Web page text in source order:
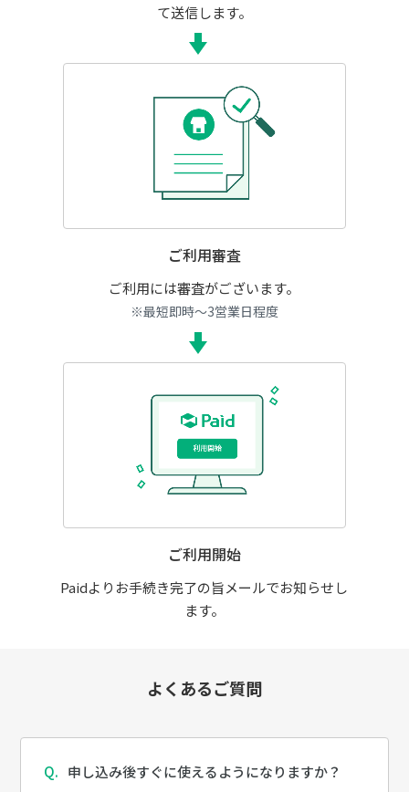
て送信します。
ご利用審査
ご利用には審査がございます。
※最短即時～3営業日程度
ご利用開始
Paidよりお手続き完了の旨メールでお知らせし
ます。
よくあるご質問
申し込み後すぐに使えるようになりますか？